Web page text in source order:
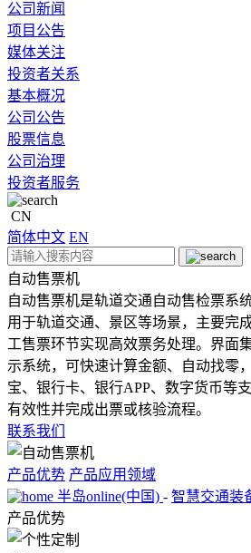
公司新闻
项目公告
媒体关注
投资者关系
基本概况
公司公告
股票信息
公司治理
投资者服务
CN
简体中文 EN
自动售票机
自动售票机是轨道交通自动售检票系
用于轨道交通、景区等场景，主要完
工售票环节实现高效票务处理。界面
示系统，可快速计算金额、自动找零
宝、银行卡、银行APP、数字货币等
有效性并完成出票或核验流程。
联系我们
产品优势 产品应用领域
半岛online(中国) - 智慧交通装
产品优势